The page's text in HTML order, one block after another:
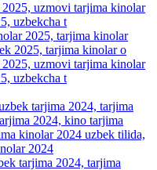
2025, tarjima kinolar
2025, tarjima kinolar o
uzmovi tarjima kinolar
uzbekcha t
tarjima 2024, tarjima